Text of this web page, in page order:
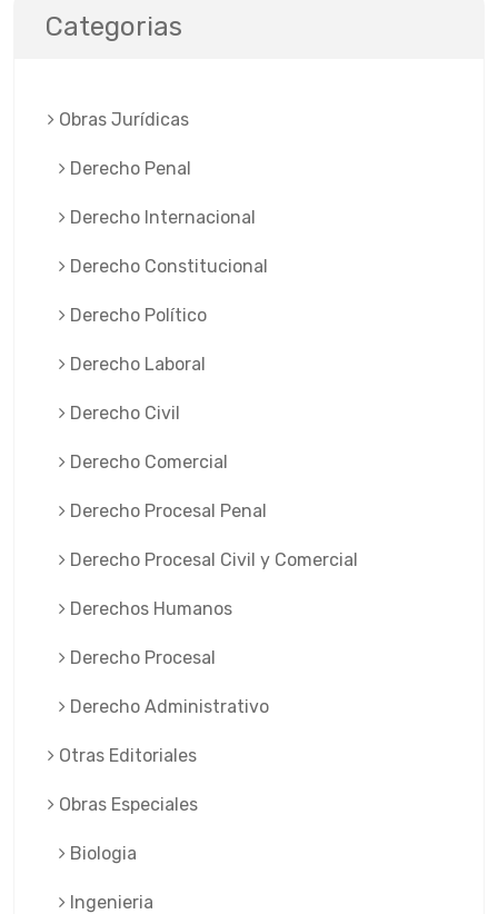
Categorias
Obras Jurí­dicas
Derecho Penal
Derecho Internacional
Derecho Constitucional
Derecho Político
Derecho Laboral
Derecho Civil
Derecho Comercial
Derecho Procesal Penal
Derecho Procesal Civil y Comercial
Derechos Humanos
Derecho Procesal
Derecho Administrativo
Otras Editoriales
Obras Especiales
Biologia
Ingenieria